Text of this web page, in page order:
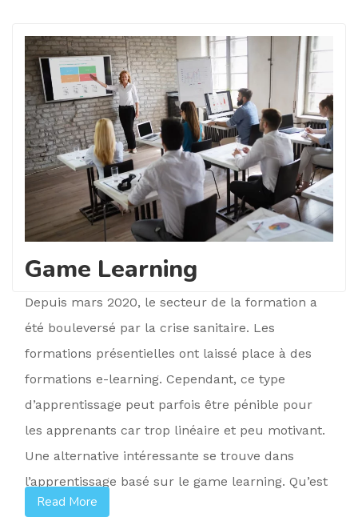
Game Learning
Depuis mars 2020, le secteur de la formation a
été bouleversé par la crise sanitaire. Les
formations présentielles ont laissé place à des
formations e-learning. Cependant, ce type
d’apprentissage peut parfois être pénible pour
les apprenants car trop linéaire et peu motivant.
Une alternative intéressante se trouve dans
l’apprentissage basé sur le game learning. Qu’est
[…]Read More